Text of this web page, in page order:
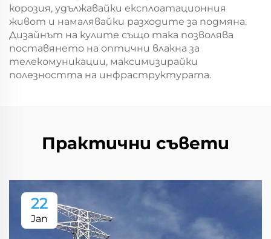
корозия, удължавайки експлоатационния
живот и намалявайки разходите за подмяна.
Дизайнът на кулите също така позволява
поставянето на оптични влакна за
телекомуникации, максимизирайки
полезността на инфраструктурата.
Практични съвети
22
Jan